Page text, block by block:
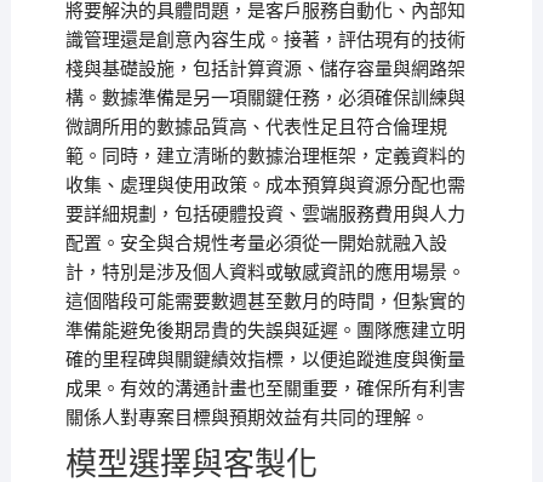
將要解決的具體問題，是客戶服務自動化、內部知
識管理還是創意內容生成。接著，評估現有的技術
棧與基礎設施，包括計算資源、儲存容量與網路架
構。數據準備是另一項關鍵任務，必須確保訓練與
微調所用的數據品質高、代表性足且符合倫理規
範。同時，建立清晰的數據治理框架，定義資料的
收集、處理與使用政策。成本預算與資源分配也需
要詳細規劃，包括硬體投資、雲端服務費用與人力
配置。安全與合規性考量必須從一開始就融入設
計，特別是涉及個人資料或敏感資訊的應用場景。
這個階段可能需要數週甚至數月的時間，但紮實的
準備能避免後期昂貴的失誤與延遲。團隊應建立明
確的里程碑與關鍵績效指標，以便追蹤進度與衡量
成果。有效的溝通計畫也至關重要，確保所有利害
關係人對專案目標與預期效益有共同的理解。
模型選擇與客製化